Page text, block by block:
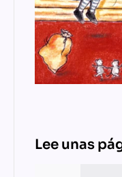
Lee unas